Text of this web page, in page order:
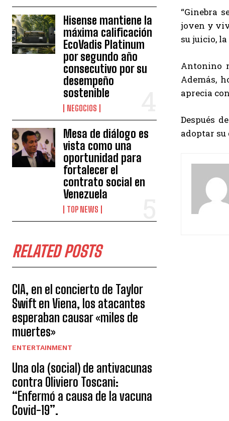
Hisense mantiene la
máxima calificación
EcoVadis Platinum
por segundo año
consecutivo por su
desempeño
sostenible
NEGOCIOS
Mesa de diálogo es
vista como una
oportunidad para
fortalecer el
contrato social en
Venezuela
TOP NEWS
RELATED POSTS
CIA, en el concierto de Taylor
Swift en Viena, los atacantes
esperaban causar «miles de
muertes»
ENTERTAINMENT
Una ola (social) de antivacunas
contra Oliviero Toscani:
“Enfermó a causa de la vacuna
Covid-19”.
“Ginebra
joven y
su juicio,
Antonino
Además,
aprecia
Después
adoptar